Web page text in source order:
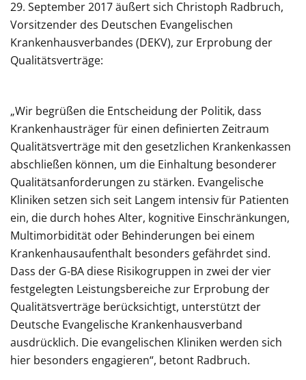
29. September 2017 äußert sich Christoph Radbruch,
Vorsitzender des Deutschen Evangelischen
Krankenhausverbandes (DEKV), zur Erprobung der
Qualitätsverträge:
„Wir begrüßen die Entscheidung der Politik, dass
Krankenhausträger für einen definierten Zeitraum
Qualitätsverträge mit den gesetzlichen Krankenkassen
abschließen können, um die Einhaltung besonderer
Qualitätsanforderungen zu stärken. Evangelische
Kliniken setzen sich seit Langem intensiv für Patienten
ein, die durch hohes Alter, kognitive Einschränkungen,
Multimorbidität oder Behinderungen bei einem
Krankenhausaufenthalt besonders gefährdet sind.
Dass der G-BA diese Risikogruppen in zwei der vier
festgelegten Leistungsbereiche zur Erprobung der
Qualitätsverträge berücksichtigt, unterstützt der
Deutsche Evangelische Krankenhausverband
ausdrücklich. Die evangelischen Kliniken werden sich
hier besonders engagieren“, betont Radbruch.